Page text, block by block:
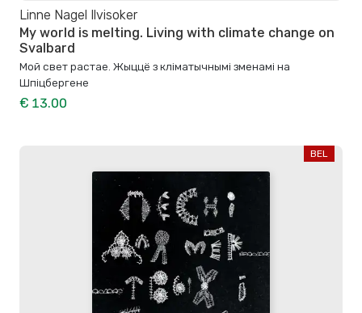
Linne Nagel Ilvisoker
My world is melting. Living with climate change on
Svalbard
Мой свет растае. Жыццё з кліматычнымі зменамі на
Шпіцбергене
€ 13.00
BEL